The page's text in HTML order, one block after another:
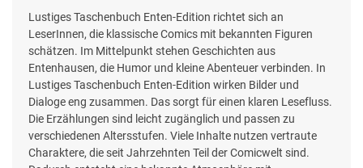
Lustiges Taschenbuch Enten-Edition richtet sich an
LeserInnen, die klassische Comics mit bekannten Figuren
schätzen. Im Mittelpunkt stehen Geschichten aus
Entenhausen, die Humor und kleine Abenteuer verbinden. In
Lustiges Taschenbuch Enten-Edition wirken Bilder und
Dialoge eng zusammen. Das sorgt für einen klaren Lesefluss.
Die Erzählungen sind leicht zugänglich und passen zu
verschiedenen Altersstufen. Viele Inhalte nutzen vertraute
Charaktere, die seit Jahrzehnten Teil der Comicwelt sind.